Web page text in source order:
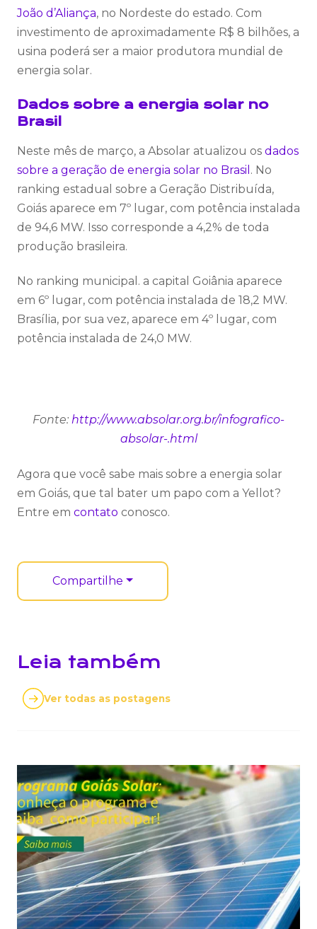
João d’Aliança, no Nordeste do estado. Com
investimento de aproximadamente R$ 8 bilhões, a
usina poderá ser a maior produtora mundial de
energia solar.
Dados sobre a energia solar no
Brasil
Neste mês de março, a Absolar atualizou os dados
sobre a geração de energia solar no Brasil . No
ranking estadual sobre a Geração Distribuída,
Goiás aparece em 7º lugar, com potência instalada
de 94,6 MW. Isso corresponde a 4,2% de toda
produção brasileira.
No ranking municipal. a capital Goiânia aparece
em 6º lugar, com potência instalada de 18,2 MW.
Brasília, por sua vez, aparece em 4º lugar, com
potência instalada de 24,0 MW.
Fonte: http://www.absolar.org.br/infografico-
absolar-.html
Agora que você sabe mais sobre a energia solar
em Goiás, que tal bater um papo com a Yellot?
Entre em contato conosco.
Compartilhe
Leia também
Ver todas as postagens